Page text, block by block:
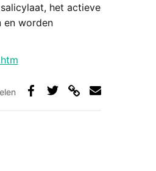
het actieve
en worden